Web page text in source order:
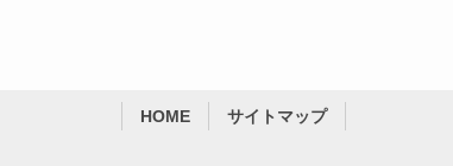
HOME サイトマップ